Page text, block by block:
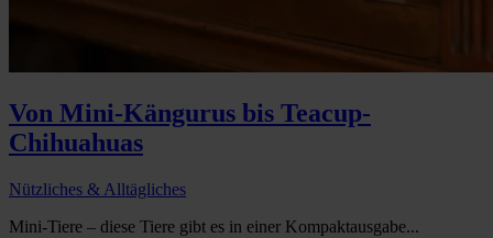
Von Mini-Kängurus bis Teacup-
Chihuahuas
Nützliches & Alltägliches
Mini-Tiere – diese Tiere gibt es in einer Kompaktausgabe...